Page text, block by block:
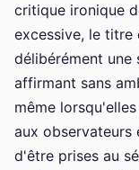
critique ironique
excessive, le titre
délibérément une
affirmant sans
même
aux observateurs
d'être prises au